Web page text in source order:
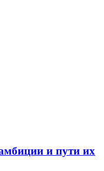
и пути их